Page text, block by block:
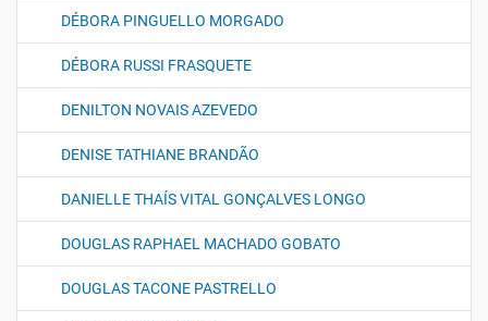
DÉBORA PINGUELLO MORGADO
DÉBORA RUSSI FRASQUETE
DENILTON NOVAIS AZEVEDO
DENISE TATHIANE BRANDÃO
DANIELLE THAÍS VITAL GONÇALVES LONGO
DOUGLAS RAPHAEL MACHADO GOBATO
DOUGLAS TACONE PASTRELLO